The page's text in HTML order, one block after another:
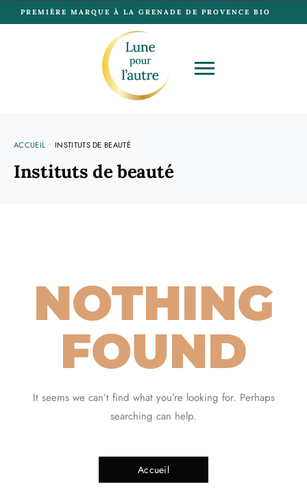
PREMIÈRE MARQUE À LA GRENADE DE PROVENCE BIO
ACCUEIL INSTITUTS DE BEAUTÉ
Instituts de beauté
NOTHING
FOUND
It seems we can’t find what you’re looking for. Perhaps
searching can help.
Accueil